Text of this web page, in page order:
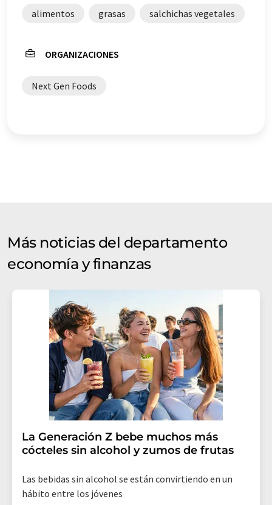
vocabulario, sintaxis o gramática. El artículo original en
Alemán se puede encontrar
alimentos grasas salchichas vegetales
ORGANIZACIONES
Next Gen Foods
Más noticias del departamento
economía y finanzas
La Generación Z bebe muchos más
cócteles sin alcohol y zumos de frutas
Las bebidas sin alcohol se están convirtiendo en un
hábito entre los jóvenes